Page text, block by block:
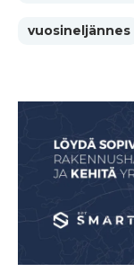
vuosineljännes